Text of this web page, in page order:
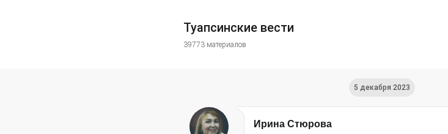
Туапсинские вести
39773 материалов
5 декабря 2023
Ирина Стюрова